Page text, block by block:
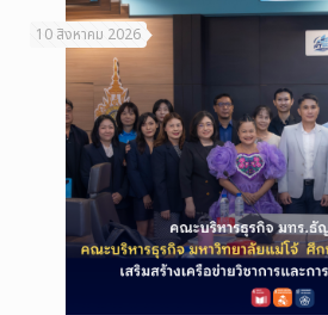
10 สิงหาคม 2026